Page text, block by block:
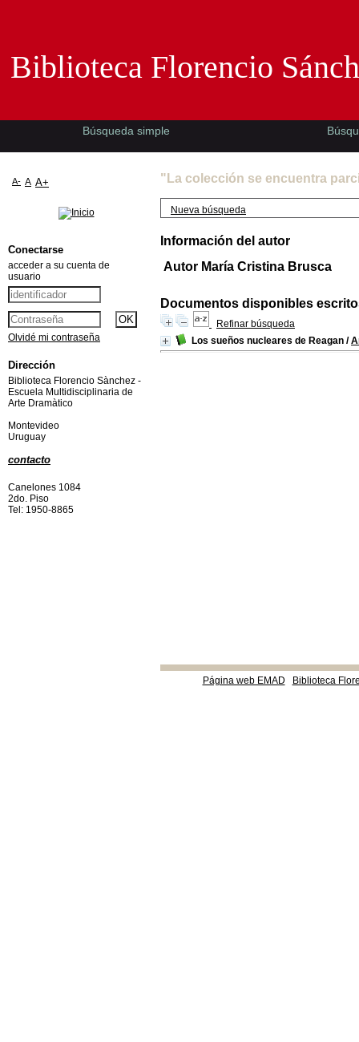
"La colección se encuentra
Nueva búsqueda
Información del autor
Autor María Cristina Brusca
Documentos disponibles
Refinar búsqueda
Los sueños nucleares de Reagan /
Página web EMAD Biblioteca
Biblioteca Florencio
Búsqueda simple
A- A A+
Conectarse
acceder a su cuenta de
usuario
Olvidé mi contraseña
Dirección
Biblioteca Florencio Sànchez -
Escuela Multidisciplinaria de
Arte Dramàtico
Montevideo
Uruguay
contacto
Canelones 1084
2do. Piso
Tel: 1950-8865